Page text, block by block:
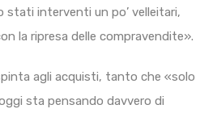
stati interventi un po’ velleitari,
la ripresa delle compravendite».
agli acquisti, tanto che «solo
sta pensando davvero di